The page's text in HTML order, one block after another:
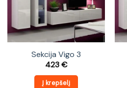
Sekcija Vigo 3
423€
Į krepšelį